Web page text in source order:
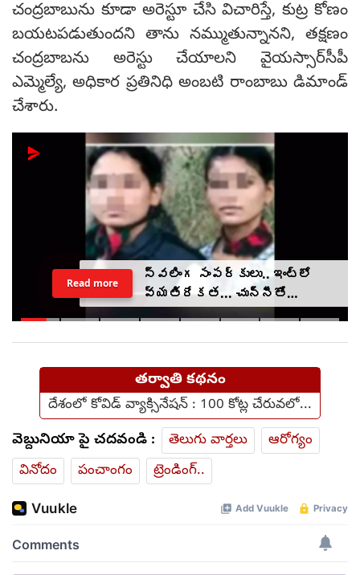
చంద్రబాబును కూడా అరెస్టూ చేసి విచారిస్తే, కుట్ర కోణం
బ‌య‌ట‌ప‌డుతుంద‌ని తాను నమ్ముతున్నాన‌ని, తక్షణం
చంద్రబాబను అరెస్టు చేయాలని వైయస్సార్‌సీపీ
ఎమ్మెల్యే, అధికార ప్రతినిధి అంబటి రాంబాబు డిమాండ్
చేశారు.
స్వలింగ సంపర్కులు.. ఇంట్లో
వ్యతిరేకత... చున్నీతో
ఉరేసుకుని ఆత్మహత్య
Read more
తర్వాతి కథనం
దేశంలో కోవిడ్ వ్యాక్సినేషన్ : 100 కోట్ల చేరువలో...
వెబ్దునియా పై చదవండి : తెలుగు వార్తలు
ఆరోగ్యం
వినోదం
పంచాంగం ట్రెండింగ్..